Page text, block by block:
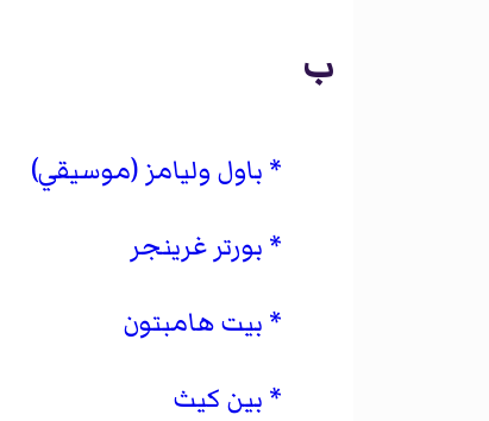
ب
باول وليامز (موسيقي)
بورتر غرينجر
بيت هامبتون
بين كيث